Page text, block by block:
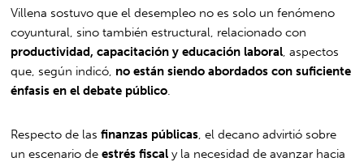
Villena sostuvo que el desempleo no es solo un fenómeno
coyuntural, sino también estructural, relacionado con
productividad, capacitación y educación laboral , aspectos
que, según indicó, no están siendo abordados con suficiente
énfasis en el debate público
Respecto de lasfinanzas públicas , el decano advirtió sobre
un escenario deestrés fiscal y la necesidad de avanzar hacia